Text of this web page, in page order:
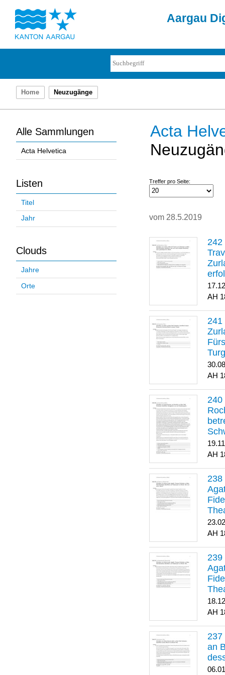
Aargau
Home Neuzugänge
Alle Sammlungen
Acta Helvetica
Listen
Titel
Jahr
Clouds
Jahre
Orte
Acta
Treffer pro Seite:
vom 28.5.2019
an